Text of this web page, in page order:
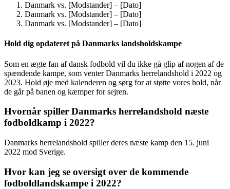
Danmark vs. [Modstander] – [Dato]
Danmark vs. [Modstander] – [Dato]
Danmark vs. [Modstander] – [Dato]
Hold dig opdateret på Danmarks landsholdskampe
Som en ægte fan af dansk fodbold vil du ikke gå glip af nogen af de
spændende kampe, som venter Danmarks herrelandshold i 2022 og
2023. Hold øje med kalenderen og sørg for at støtte vores hold, når
de går på banen og kæmper for sejren.
Hvornår spiller Danmarks herrelandshold næste
fodboldkamp i 2022?
Danmarks herrelandshold spiller deres næste kamp den 15. juni
2022 mod Sverige.
Hvor kan jeg se oversigt over de kommende
fodboldlandskampe i 2022?